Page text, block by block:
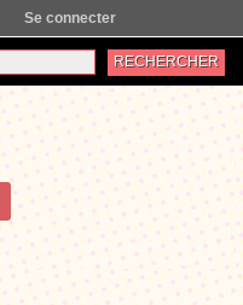
Se connecter